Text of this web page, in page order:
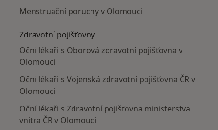
Menstruační poruchy v Olomouci
Zdravotní pojišťovny
Oční lékaři s Oborová zdravotní pojišťovna v
Olomouci
Oční lékaři s Vojenská zdravotní pojišťovna ČR v
Olomouci
Oční lékaři s Zdravotní pojišťovna ministerstva
vnitra ČR v Olomouci